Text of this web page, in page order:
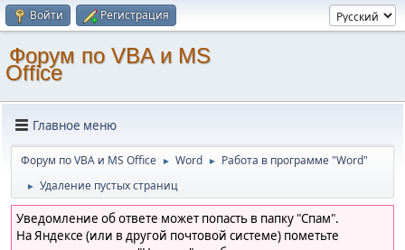
Войти Регистрация
Форум по VBA и MS
Office
Главное меню
Форум по VBA и MS Office ► Word ► Работа в программе "Word"
► Удаление пустых страниц
Уведомление об ответе может попасть в папку "Спам".
На Яндексе (или в другой почтовой системе) пометьте